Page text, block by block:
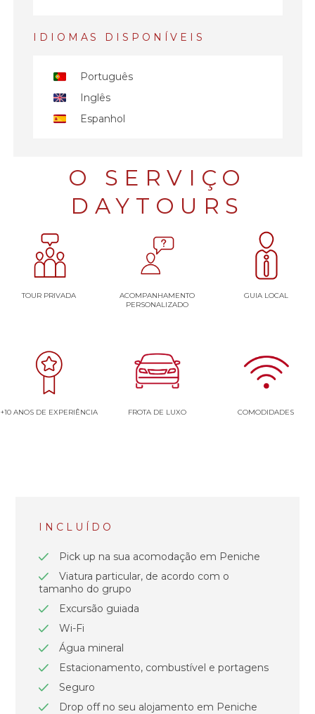
IDIOMAS DISPONÍVEIS
Português
Inglês
Espanhol
O SERVIÇO
DAYTOURS
TOUR PRIVADA
ACOMPANHAMENTO
PERSONALIZADO
GUIA LOCAL
+10 ANOS DE EXPERIÊNCIA FROTA DE LUXO COMODIDADES
INCLUÍDO
Pick up na sua acomodação em Peniche
Viatura particular, de acordo com o
tamanho do grupo
Excursão guiada
Wi-Fi
Água mineral
Estacionamento, combustível e portagens
Seguro
Drop off no seu alojamento em Peniche